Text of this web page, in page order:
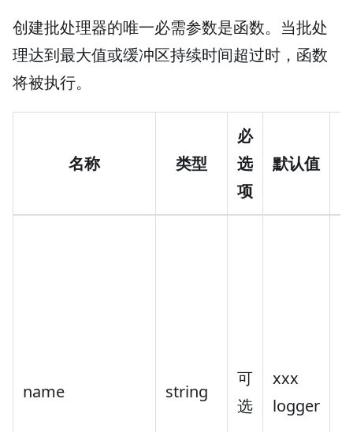
创建批处理器的唯一必需参数是函数。当批处
理达到最大值或缓冲区持续时间超过时，函数
将被执行。
名称 类型
必
选
项
默认值
name string
可
选
xxx
logger